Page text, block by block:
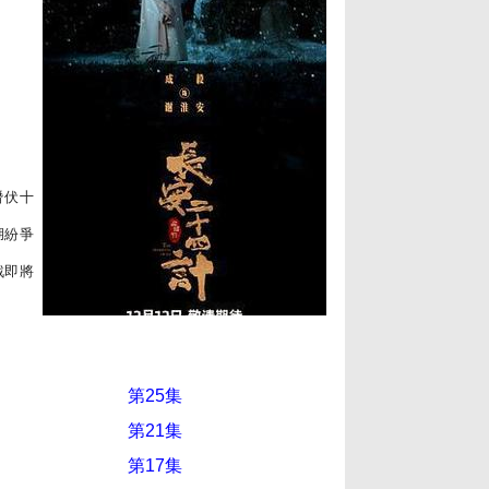
伏十
紛爭
即將
第25集
第21集
第17集